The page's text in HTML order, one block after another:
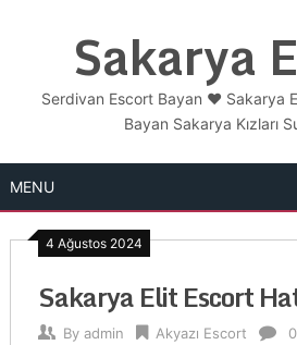
Sakarya
Serdivan Escort Bayan ❤️ Sakarya
Bayan Sakarya Kızları
MENU
4 Ağustos 2024
Sakarya Elit Escort
By admin Akyazı Escort